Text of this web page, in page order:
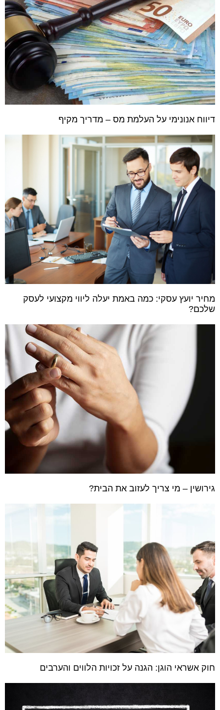
דיווח אנונימי על העלמת מס – מדריך מקיף
מחיר יועץ עסקי: כמה באמת יעלה ליווי מקצועי לעסק
שלכם?
גירושין – מי צריך לעזוב את הבית?
חוק אשראי הוגן: הגנה על זכויות הלווים והערבים